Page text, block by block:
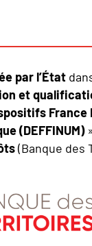
par l’État
et
France
(DEFFINUM)
(Banque des